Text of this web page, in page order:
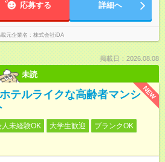
応募する 詳細へ
元企業名 株式会社iDA
掲載日：2026.08.08
未読
NEW
テルライクな高齢者マンシ
人未経験OK 大学生歓迎
ブランクOK